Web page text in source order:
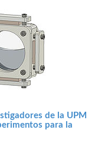
de la UPM
para la